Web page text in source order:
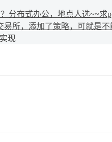
分布式办公，地点人选~~求
所，添加了策略，可就是不
现